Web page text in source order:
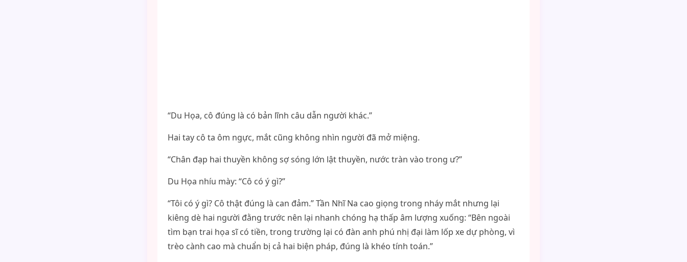
“Du Họa, cô đúng là có bản lĩnh câu dẫn người khác.”
Hai tay cô ta ôm ngực, mắt cũng không nhìn người đã mở miệng.
“Chân đạp hai thuyền không sợ sóng lớn lật thuyền, nước tràn vào trong ư?”
Du Họa nhíu mày: “Cô có ý gì?”
“Tôi có ý gì? Cô thật đúng là can đảm.” Tần Nhĩ Na cao giọng trong nháy mắt nhưng lại
kiêng dè hai người đằng trước nên lại nhanh chóng hạ thấp âm lượng xuống: “Bên ngoài
tìm bạn trai họa sĩ có tiền, trong trường lại có đàn anh phú nhị đại làm lốp xe dự phòng, vì
trèo cành cao mà chuẩn bị cả hai biện pháp, đúng là khéo tính toán.”